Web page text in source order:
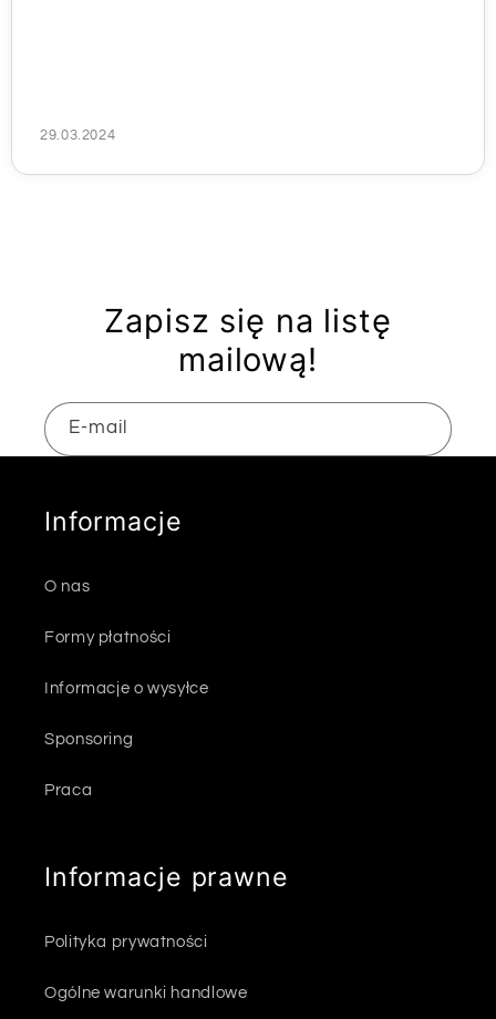
29.03.2024
Zapisz się na listę
mailową!
E-mail
Informacje
O nas
Formy płatności
Informacje o wysyłce
Sponsoring
Praca
Informacje prawne
Polityka prywatności
Ogólne warunki handlowe